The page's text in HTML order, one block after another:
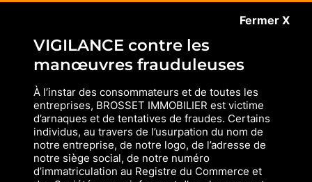
Fermer X
VIGILANCE contre les
manœuvres frauduleuses
À l’instar des consommateurs et de toutes les
entreprises, BROSSET IMMOBILIER est victime
d’arnaques et de tentatives de fraudes. Certains
individus, au travers de l’usurpation du nom de
notre entreprise, de notre logo, de l’adresse de
notre siège social, de notre numéro
d’immatriculation au Registre du Commerce et